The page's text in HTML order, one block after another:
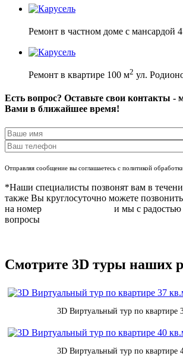
Ремонт в частном доме с мансардой
Ремонт в квартире 100 м2 ул.
Есть вопрос? Оставьте свои контакты -
Вами в ближайшее время!
Отправляя сообщение вы соглашаетесь с политикой
*Наши специалисты позвонят вам в
также Вы круглосуточно можете позвонить
на номер
и мы с
вопросы
Смотрите 3D туры наших
3D Виртуальный тур по квартире
3D Виртуальный тур по квартире